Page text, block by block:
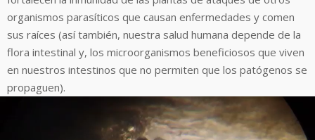
organismos parasíticos que causan enfermedades y comen
sus raíces (así también, nuestra salud humana depende de la
flora intestinal y, los microorganismos beneficiosos que viven
en nuestros intestinos que no permiten que los patógenos se
propaguen).